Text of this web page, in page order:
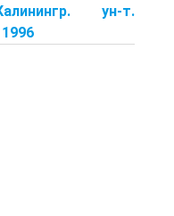
ун-т.